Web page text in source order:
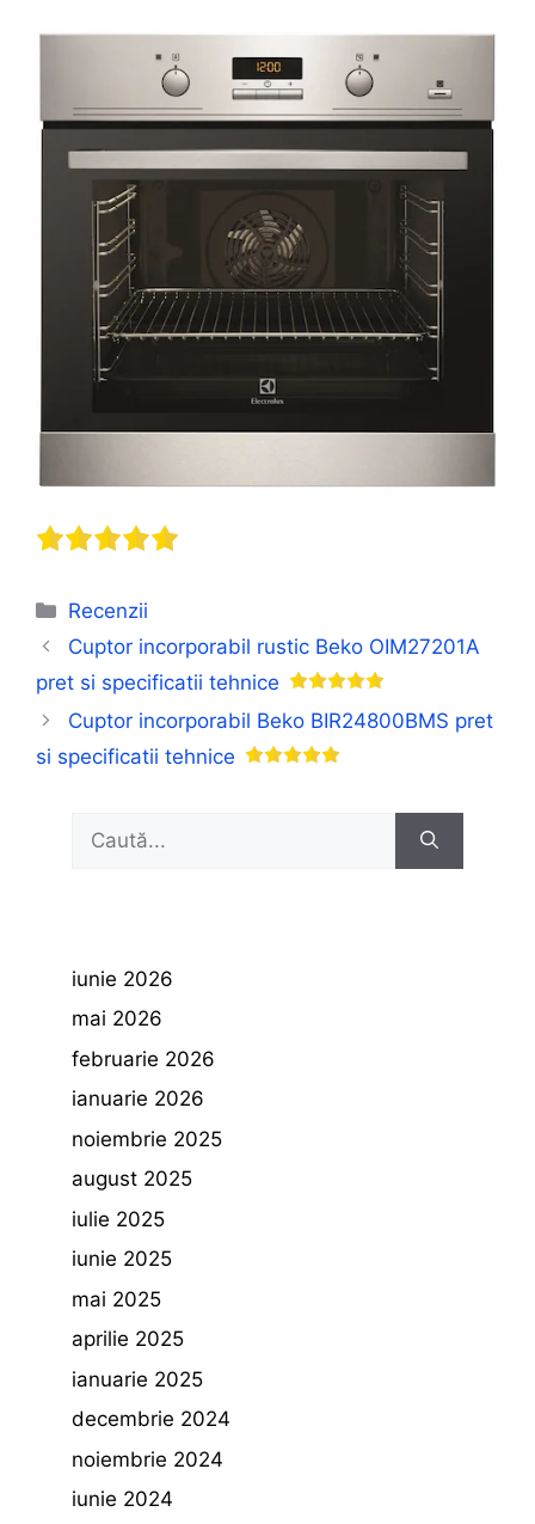
Categorii
Recenzii
Cuptor incorporabil rustic Beko OIM27201A
pret si specificatii tehnice
Cuptor incorporabil Beko BIR24800BMS pret
si specificatii tehnice
după:
iunie 2026
mai 2026
februarie 2026
ianuarie 2026
noiembrie 2025
august 2025
iulie 2025
iunie 2025
mai 2025
aprilie 2025
ianuarie 2025
decembrie 2024
noiembrie 2024
iunie 2024